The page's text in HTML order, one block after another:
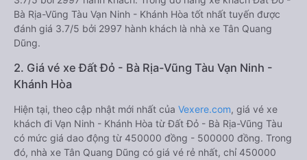
Bà Rịa-Vũng Tàu Vạn Ninh - Khánh Hòa tốt nhất tuyến được
đánh giá 3.7/5 bởi 2997 hành khách là nhà xe Tân Quang
Dũng.
2. Giá vé xe Đất Đỏ - Bà Rịa-Vũng Tàu Vạn Ninh -
Khánh Hòa
Hiện tại, theo cập nhật mới nhất của Vexere.com, giá vé xe
khách đi Vạn Ninh - Khánh Hòa từ Đất Đỏ - Bà Rịa-Vũng Tàu
có mức giá dao động từ 450000 đồng - 500000 đồng. Trong
đó, nhà xe Tân Quang Dũng có giá vé rẻ nhất, chỉ 450000